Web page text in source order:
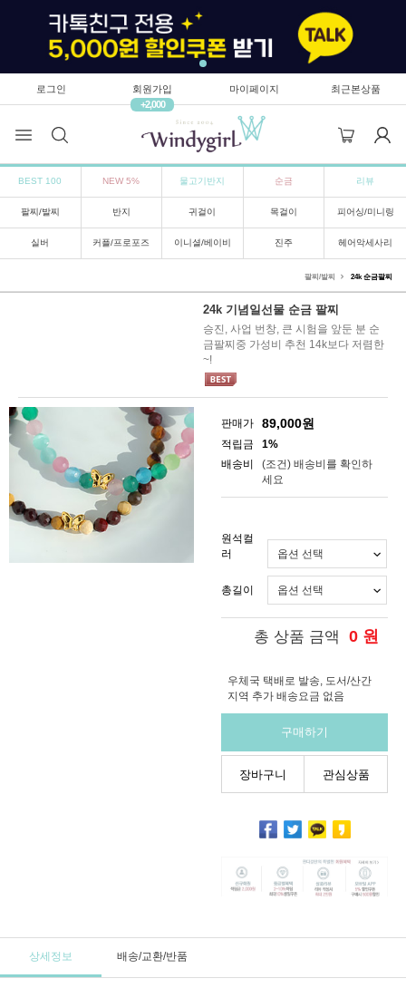
로그인
회원가입
+2,000
마이페이지 최근본상품
BEST 100 NEW 5% 물고기반지 순금 리뷰
팔찌/발찌 반지 귀걸이 목걸이 피어싱/미니링
실버 커플/프로포즈 이니셜/베이비 진주 헤어악세사리
팔찌/발찌 24k 순금팔찌
24k 기념일선물 순금 팔찌
승진, 사업 번창, 큰 시험을 앞둔 분 순
금팔찌중 가성비 추천 14k보다 저렴한
~!
판매가 89,000원
적립금
1%
배송비
(조건) 배송비를 확인하
세요
원석컬
러
총길이
총 상품 금액 0 원
우체국 택배로 발송, 도서/산간
지역 추가 배송요금 없음
구매하기
장바구니 관심상품
상세정보 배송/교환/반품